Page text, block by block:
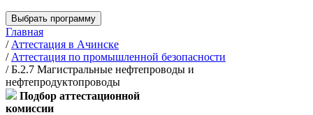
Выбрать программу
Главная
/ Аттестация в Ачинске
/ Аттестация по промышленной безопасности
/Б.2.7 Магистральные нефтепроводы и
нефтепродуктопроводы
Подбор аттестационной
комиссии